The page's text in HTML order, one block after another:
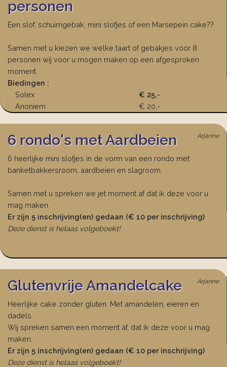
personen
Een slof, schuimgebak, mini slofjes of een Marsepein cake??
Samen met u kiezen we welke taart of gebakjes voor 8
personen wij voor u mogen maken op een afgesproken
moment.
Biedingen :
Solex
€ 25,-
Anoniem
€ 20,-
Arjanne
6 rondo's met Aardbeien
6 heerlijke mini slofjes in de vorm van een rondo met
banketbakkersroom, aardbeien en slagroom.
Samen met u spreken we jet moment af dat ik deze voor u
mag maken.
Er zijn 5 inschrijving(en) gedaan (€ 10 per inschrijving)
Deze dienst is helaas volgeboekt!
Arjanne
Glutenvrije Amandelcake
Heerlijke cake zonder gluten. Met amandelen, eieren en
dadels.
Wij spreken samen een moment af, dat ik deze voor u mag
maken.
Er zijn 5 inschrijving(en) gedaan (€ 10 per inschrijving)
Deze dienst is helaas volgeboekt!